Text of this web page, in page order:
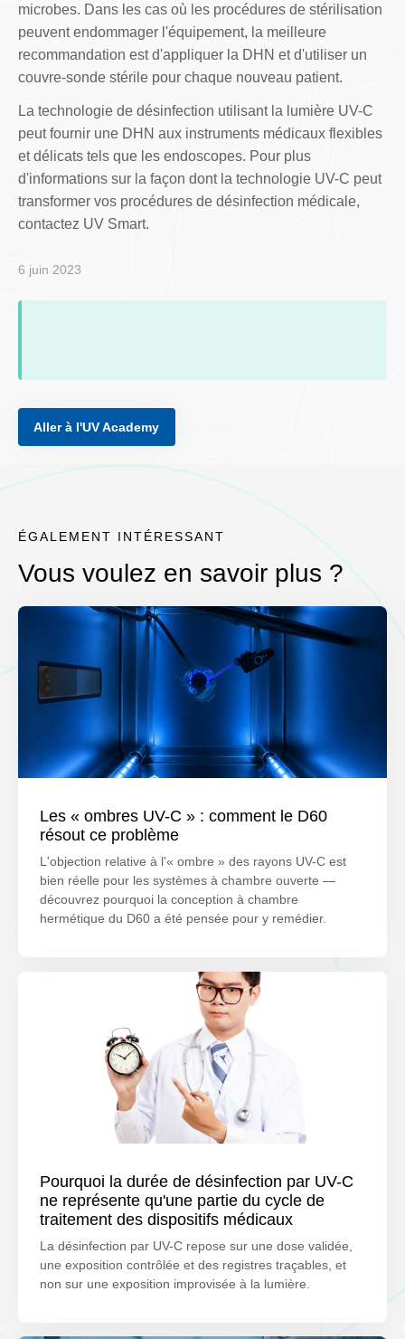
microbes. Dans les cas où les procédures de stérilisation
peuvent endommager l'équipement, la meilleure
recommandation est d'appliquer la DHN et d'utiliser un
couvre-sonde stérile pour chaque nouveau patient.
La technologie de désinfection utilisant la lumière UV-C
peut fournir une DHN aux instruments médicaux flexibles
et délicats tels que les endoscopes. Pour plus
d'informations sur la façon dont la technologie UV-C peut
transformer vos procédures de désinfection médicale,
contactez UV Smart.
6 juin 2023
Aller à l'UV Academy
ÉGALEMENT INTÉRESSANT
Vous voulez en savoir plus ?
Les « ombres UV-C » : comment le D60
résout ce problème
L'objection relative à l'« ombre » des rayons UV-C est
bien réelle pour les systèmes à chambre ouverte —
découvrez pourquoi la conception à chambre
hermétique du D60 a été pensée pour y remédier.
Pourquoi la durée de désinfection par UV-C
ne représente qu'une partie du cycle de
traitement des dispositifs médicaux
La désinfection par UV-C repose sur une dose validée,
une exposition contrôlée et des registres traçables, et
non sur une exposition improvisée à la lumière.